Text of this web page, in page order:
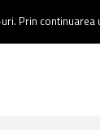
Prin